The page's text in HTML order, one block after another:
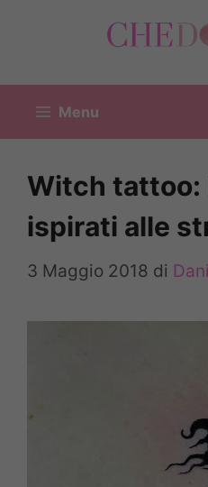
Menu
Witch tattoo:
ispirati alle
3 Maggio 2018 di